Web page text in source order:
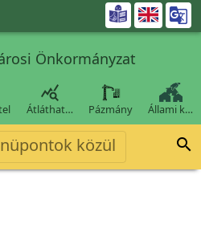

Önkormányzat

Átláthat… Pázmány Állami k…
közül 